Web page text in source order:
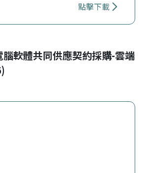
點擊下載
下載
軟體共同供應契約採購-雲端